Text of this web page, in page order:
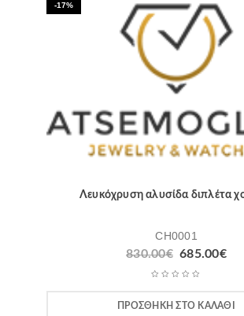
-17%
Λευκόχρυση αλυσίδα διπλέτα
CH0001
830.00€ Original
price
830.00€.
685.00€
ΠΡΟΣΘΉΚΗ ΣΤΟ ΚΑΛΆΘΙ